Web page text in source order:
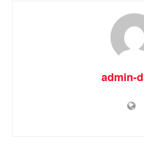
admin-